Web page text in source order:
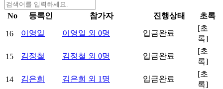
No 등록인 참가자 진행상태 초록
16 이영일 이영일 외 0명 입금완료
[초
록]
15 김정철 김정철 외 0명 입금완료
[초
록]
14 김은희 김은희 외 1 명 입금완료
[초
록]